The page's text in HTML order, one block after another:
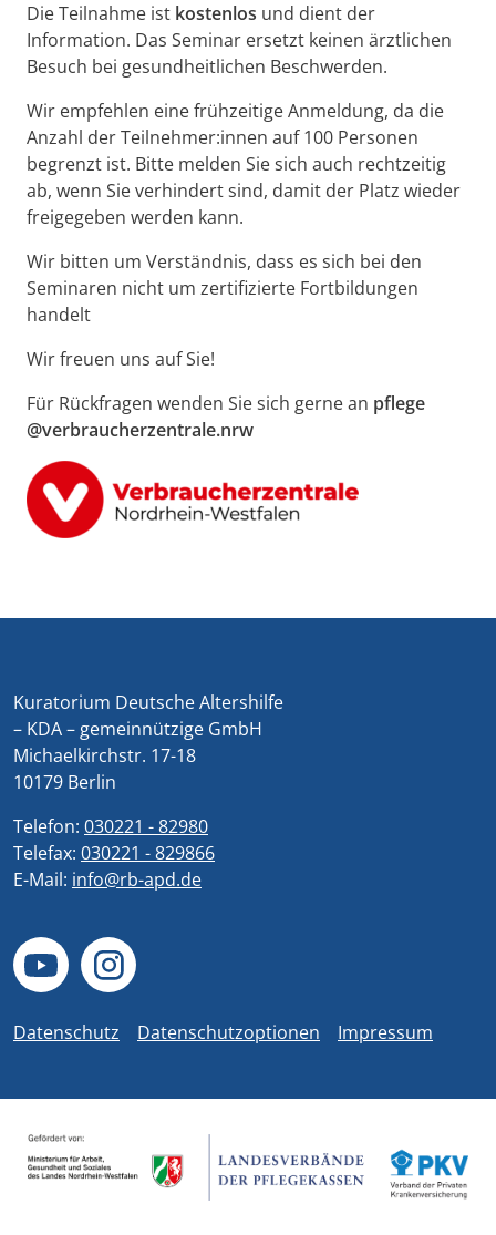
Die Teilnahme ist kostenlos und dient der
Information. Das Seminar ersetzt keinen ärztlichen
Besuch bei gesundheitlichen Beschwerden.
Wir empfehlen eine frühzeitige Anmeldung, da die
Anzahl der Teilnehmer:innen auf 100 Personen
begrenzt ist. Bitte melden Sie sich auch rechtzeitig
ab, wenn Sie verhindert sind, damit der Platz wieder
freigegeben werden kann.
Wir bitten um Verständnis, dass es sich bei den
Seminaren nicht um zertifizierte Fortbildungen
handelt
Wir freuen uns auf Sie!
Für Rückfragen wenden Sie sich gerne an pflege
@verbraucherzentrale.nrw
Kuratorium Deutsche Altershilfe
– KDA – gemeinnützige GmbH
Michaelkirchstr. 17-18
10179 Berlin
Telefon: 030221 - 82980
Telefax: 030221 - 829866
E-Mail: info@rb-apd.de
Datenschutz Datenschutzoptionen Impressum